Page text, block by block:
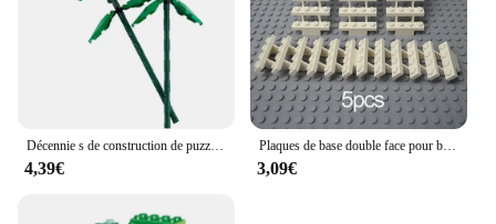
Décennie s de construction de puzzle pour enfants, poubelle, tulipes, Narcisse, jouets d'épissage de difficulté élevée, cadeau de fête des mères, offre spéciale, 40460, 40461, 40646
4,39€
Plaques de base double face pour blocs de construction, briques en plastique, compatibles avec les blocs de construction classiques, jouets de construction, 32*32, 32*16
3,09€